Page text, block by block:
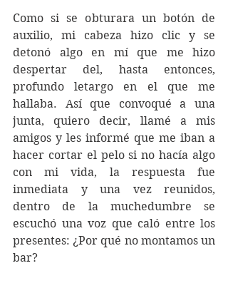
Como si se obturara un botón de
auxilio, mi cabeza hizo clic y se
detonó algo en mí que me hizo
despertar del, hasta entonces,
profundo letargo en el que me
hallaba. Así que convoqué a una
junta, quiero decir, llamé a mis
amigos y les informé que me iban a
hacer cortar el pelo si no hacía algo
con mi vida, la respuesta fue
inmediata y una vez reunidos,
dentro de la muchedumbre se
escuchó una voz que caló entre los
presentes: ¿Por qué no montamos un
bar?